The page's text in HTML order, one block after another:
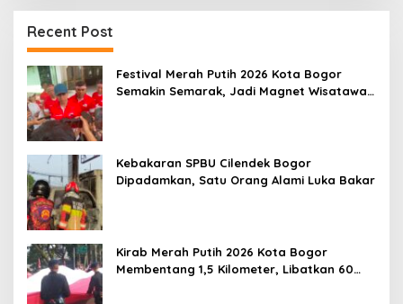
Recent Post
Festival Merah Putih 2026 Kota Bogor
Semakin Semarak, Jadi Magnet Wisatawan
Kebakaran SPBU Cilendek Bogor
Dipadamkan, Satu Orang Alami Luka Bakar
Kirab Merah Putih 2026 Kota Bogor
Membentang 1,5 Kilometer, Libatkan 60